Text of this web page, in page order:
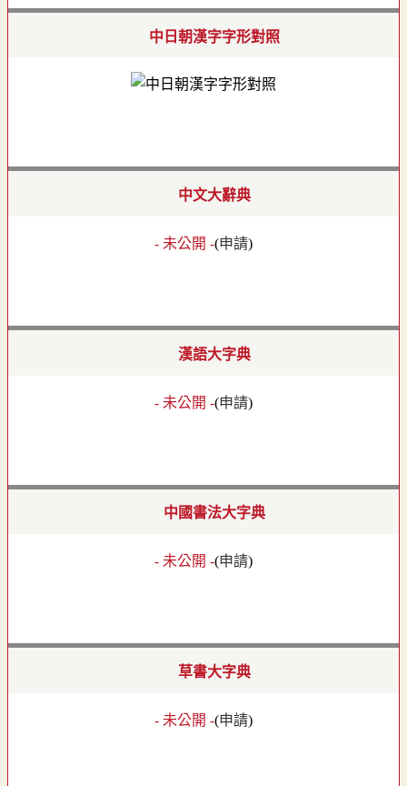
中日朝漢字字形對照
中文大辭典
- 未公開 -(申請)
漢語大字典
- 未公開 -(申請)
中國書法大字典
- 未公開 -(申請)
草書大字典
- 未公開 -(申請)